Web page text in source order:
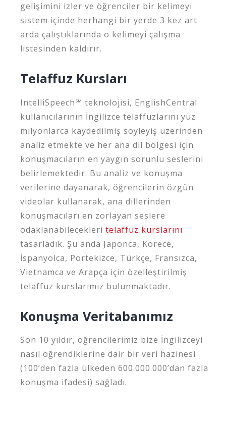
gelişimini izler ve öğrenciler bir kelimeyi
sistem içinde herhangi bir yerde 3 kez art
arda çalıştıklarında o kelimeyi çalışma
listesinden kaldırır.
Telaffuz Kursları
IntelliSpeech℠ teknolojisi, EnglishCentral
kullanıcılarının İngilizce telaffuzlarını yüz
milyonlarca kaydedilmiş söyleyiş üzerinden
analiz etmekte ve her ana dil bölgesi için
konuşmacıların en yaygın sorunlu seslerini
belirlemektedir. Bu analiz ve konuşma
verilerine dayanarak, öğrencilerin özgün
videolar kullanarak, ana dillerinden
konuşmacıları en zorlayan seslere
odaklanabilecekleri telaffuz kurslarını
tasarladık. Şu anda Japonca, Korece,
İspanyolca, Portekizce, Türkçe, Fransızca,
Vietnamca ve Arapça için özelleştirilmiş
telaffuz kurslarımız bulunmaktadır.
Konuşma Veritabanımız
Son 10 yıldır, öğrencilerimiz bize İngilizceyi
nasıl öğrendiklerine dair bir veri hazinesi
(100’den fazla ülkeden 600.000.000’dan fazla
konuşma ifadesi) sağladı.